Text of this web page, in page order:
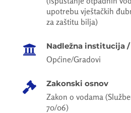
upotrebu vještačkih
za zaštitu bilja)
 Nadležna institucija
Općine/Gradovi
 Zakonski osnov
Zakon o vodama
70/06)